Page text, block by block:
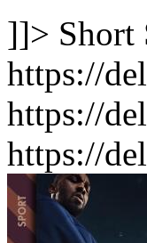
]]> Short
https://
https://
https://